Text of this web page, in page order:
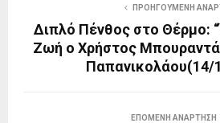
ΠΡΟΗΓΟΎΜΕΝΗ
Διπλό Πένθος στο Θέρμο:
Ζωή ο Χρήστος
Παπανικολάου(14/
ΕΠΌΜΕΝΗ ΑΝΆΡΤΗΣΗ